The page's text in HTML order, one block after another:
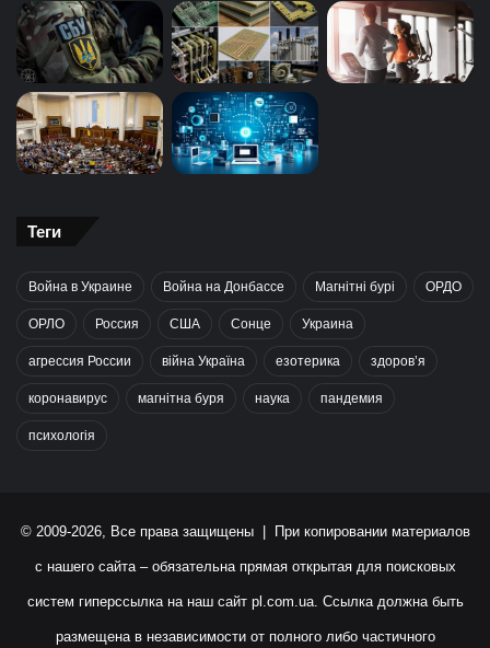
Теги
Война в Украине Война на Донбассе Магнітні бурі ОРДО
ОРЛО Россия США Сонце Украина
агрессия России війна Україна езотерика здоров’я
коронавирус магнітна буря наука пандемия
психологія
© 2009-2026, Все права защищены | При копировании материалов
с нашего сайта – обязательна прямая открытая для поисковых
систем гиперссылка на наш сайт pl.com.ua. Ссылка должна быть
размещена в независимости от полного либо частичного